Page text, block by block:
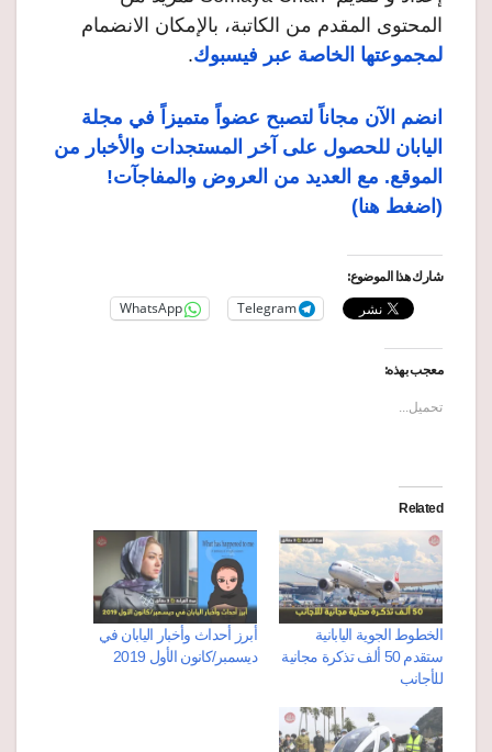
المحتوى المقدم من الكاتبة، بالإمكان الانضمام
لمجموعتها الخاصة عبر فيسبوك.
انضم الآن مجاناً لتصبح عضواً متميزاً في مجلة
اليابان للحصول على آخر المستجدات والأخبار من
الموقع. مع العديد من العروض والمفاجآت!
(اضغط هنا)
شارك هذا الموضوع:
Telegram
WhatsApp
معجب بهذه:
تحميل...
Related
الخطوط الجوية اليابانية
ستقدم 50 ألف تذكرة مجانية
للأجانب
أبرز أحداث وأخبار اليابان في
ديسمبر/كانون الأول 2019